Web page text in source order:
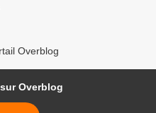
Overblog
Overblog